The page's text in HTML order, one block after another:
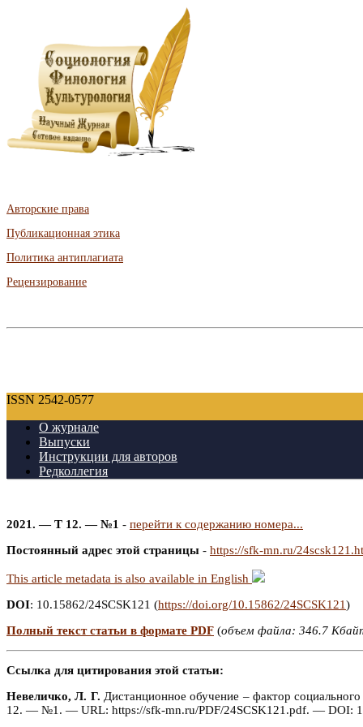
Авторские права
Публикационная этика
Политика антиплагиата
Рецензирование
ISSN 2542-0577
О журнале
Выпуски
Инструкции для авторов
Редколлегия
2021. — Т 12. — №1 - перейти к содержанию номера...
Постоянный адрес этой страницы - https://sfk-mn.ru/
This article metadata is also available in English
DOI: 10.15862/24SCSK121 (https://doi.org/10.15862/24SCSK121)
Полный текст статьи в формате PDF (объем файла: 346.7
Ссылка для цитирования этой статьи:
Невеличко, Л. Г. Дистанционное обучение – фактор
12. — №1. — URL: https://sfk-mn.ru/PDF/24SCSK121.pdf. — DOI: